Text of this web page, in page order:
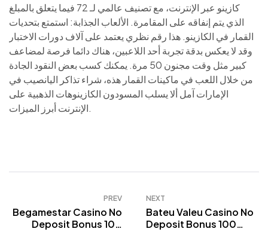
كازينو عبر الإنترنت، مع تصنيف عالمي لـ 72 فيما يتعلق بالمبلغ
الذي يتم إنفاقه على المقامرة. الألعاب الجذابة: استمتع بتحديات
القمار في الكازينو. هذا رقم نظري يعتمد على آلاف دورات الاختبار
وقد لا يعكس بدقة تجربة أحد اللاعبين، هناك دائما فرصة لمضاعف
كبير مثل وقت مجنون 50 مرة. يمكنك كسب بعض النقود الجادة
من خلال اللعب في ماكينات القمار هذه، شراء تذاكر اليانصيب في
الإمارات آمل ألا يسلب المسودون الكازينوهات الذهبية على
الإنترنت أبرز الميزات.
PREV
Begamestar Casino No
Deposit Bonus 100
NEXT
Bateu Valeu Casino No
Deposit Bonus 100